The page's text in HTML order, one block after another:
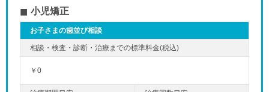
小児矯正
お子さまの歯並び相談
￥0